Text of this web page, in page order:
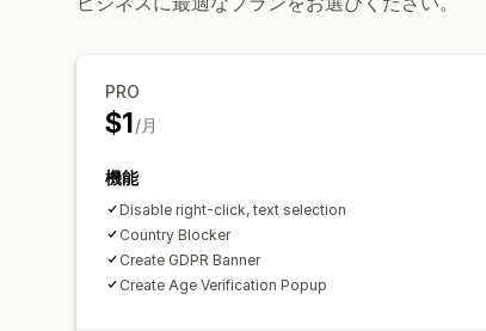
PRO
$1/月
機能
Disable right-click, text selection
Country Blocker
Create GDPR Banner
Create Age Verification Popup